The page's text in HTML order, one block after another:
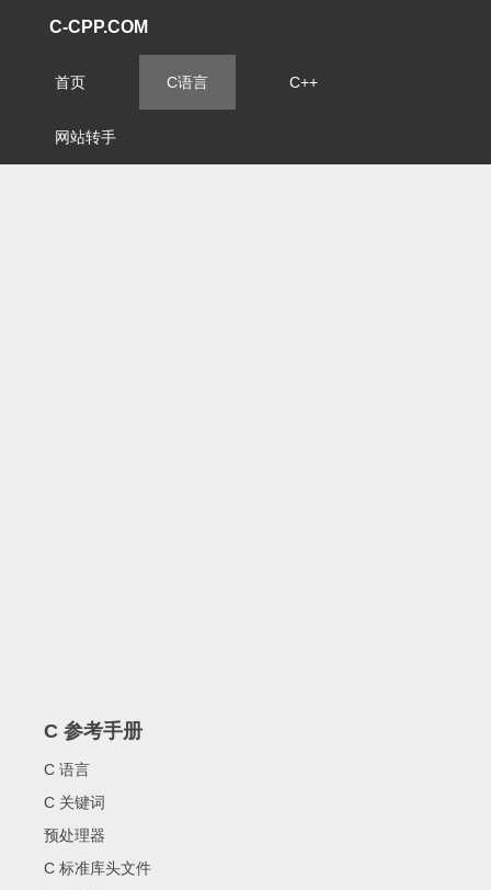
C-CPP.COM
首页 C语言 C++
网站转手
C 参考手册
C 语言
C 关键词
预处理器
C 标准库头文件